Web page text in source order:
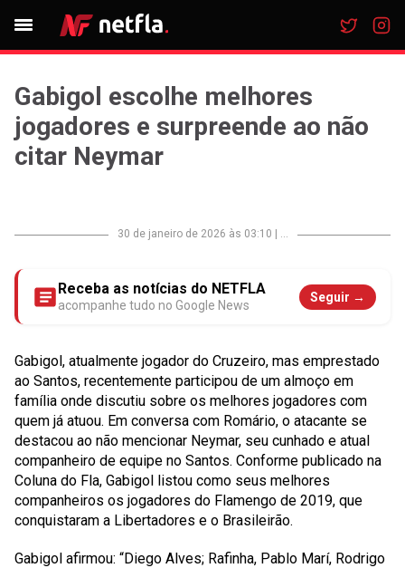
Gabigol escolhe melhores
jogadores e surpreende ao não
citar Neymar
30 de janeiro de 2026 às 03:10 ...
Receba as notícias do NETFLA
acompanhe tudo no Google News
Seguir →
Gabigol, atualmente jogador do Cruzeiro, mas emprestado
ao Santos, recentemente participou de um almoço em
família onde discutiu sobre os melhores jogadores com
quem já atuou. Em conversa com Romário, o atacante se
destacou ao não mencionar Neymar, seu cunhado e atual
companheiro de equipe no Santos. Conforme publicado na
Coluna do Fla, Gabigol listou como seus melhores
companheiros os jogadores do Flamengo de 2019, que
conquistaram a Libertadores e o Brasileirão.
Gabigol afirmou: “Diego Alves; Rafinha, Pablo Marí, Rodrigo